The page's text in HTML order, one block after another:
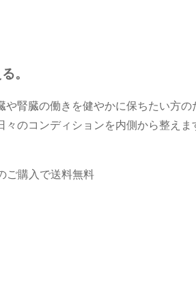
。
や腎臓の働きを健やかに保ちたい方
のコンディションを内側から整えま
ご購入で送料無料